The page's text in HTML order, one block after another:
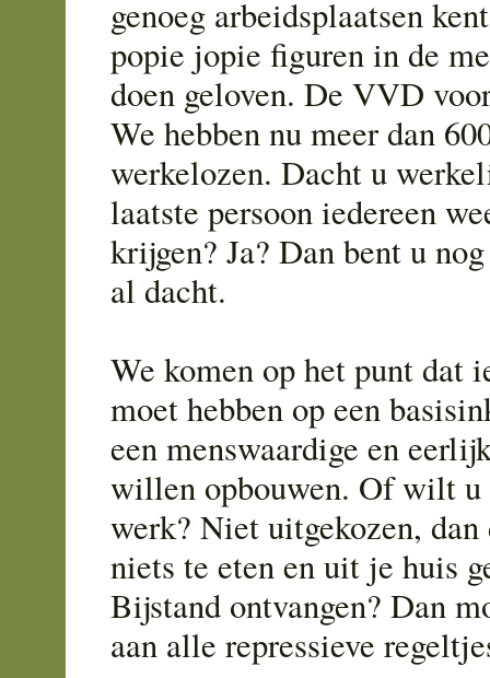
genoeg arbeidsplaatsen
popie jopie figuren in de
doen geloven. De VVD
We hebben nu meer dan
werkelozen. Dacht u
laatste persoon iedereen
krijgen? Ja? Dan bent u
al dacht.
We komen op het punt dat
moet hebben op een
een menswaardige en
willen opbouwen. Of wilt
werk? Niet uitgekozen, dan
niets te eten en uit je huis
Bijstand ontvangen? Dan
aan alle repressieve